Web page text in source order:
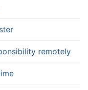
remotely